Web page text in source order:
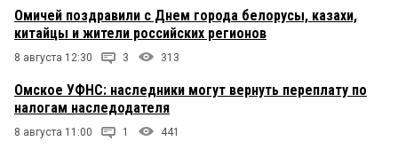
Омичей поздравили с Днем города белорусы, казахи,
китайцы и жители российских регионов
8 августа 12:30 3 313
Омское УФНС: наследники могут вернуть переплату по
налогам наследодателя
8 августа 11:00 1 441